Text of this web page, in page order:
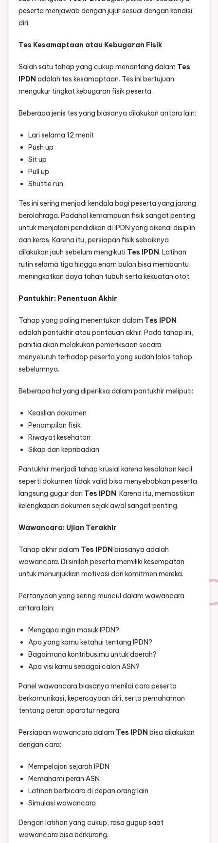
peserta menjawab dengan jujur sesuai dengan kondisi
diri.
Tes Kesamaptaan atau Kebugaran Fisik
Salah satu tahap yang cukup menantang dalam Tes
IPDN adalah tes kesamaptaan. Tes ini bertujuan
mengukur tingkat kebugaran fisik peserta.
Beberapa jenis tes yang biasanya dilakukan antara lain:
Lari selama 12 menit
Push up
Sit up
Pull up
Shuttle run
Tes ini sering menjadi kendala bagi peserta yang jarang
berolahraga. Padahal kemampuan fisik sangat penting
untuk menjalani pendidikan di IPDN yang dikenal disiplin
dan keras. Karena itu, persiapan fisik sebaiknya
dilakukan jauh sebelum mengikuti Tes IPDN. Latihan
rutin selama tiga hingga enam bulan bisa membantu
meningkatkan daya tahan tubuh serta kekuatan otot.
Pantukhir: Penentuan Akhir
Tahap yang paling menentukan dalam Tes IPDN
adalah pantukhir atau pantauan akhir. Pada tahap ini,
panitia akan melakukan pemeriksaan secara
menyeluruh terhadap peserta yang sudah lolos tahap
sebelumnya.
Beberapa hal yang diperiksa dalam pantukhir meliputi:
Keaslian dokumen
Penampilan fisik
Riwayat kesehatan
Sikap dan kepribadian
Pantukhir menjadi tahap krusial karena kesalahan kecil
seperti dokumen tidak valid bisa menyebabkan peserta
langsung gugur dari Tes IPDN. Karena itu, memastikan
kelengkapan dokumen sejak awal sangat penting.
Wawancara: Ujian Terakhir
Tahap akhir dalam Tes IPDN biasanya adalah
wawancara. Di sinilah peserta memiliki kesempatan
untuk menunjukkan motivasi dan komitmen mereka.
Pertanyaan yang sering muncul dalam wawancara
antara lain:
Mengapa ingin masuk IPDN?
Apa yang kamu ketahui tentang IPDN?
Bagaimana kontribusimu untuk daerah?
Apa visi kamu sebagai calon ASN?
Panel wawancara biasanya menilai cara peserta
berkomunikasi, kepercayaan diri, serta pemahaman
tentang peran aparatur negara.
Persiapan wawancara dalam Tes IPDN bisa dilakukan
dengan cara:
Mempelajari sejarah IPDN
Memahami peran ASN
Latihan berbicara di depan orang lain
Simulasi wawancara
Dengan latihan yang cukup, rasa gugup saat
wawancara bisa berkurang.